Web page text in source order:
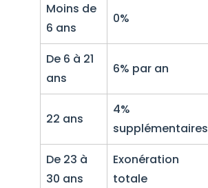
Moins de
6 ans
0%
De 6 à 21
ans
6% par an
22 ans
4%
supplémentaires
De 23 à
30 ans
Exonération
totale